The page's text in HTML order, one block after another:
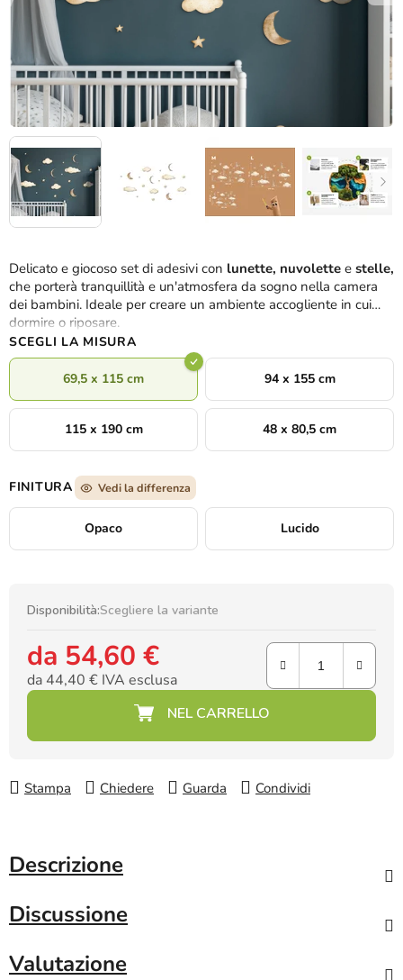
Delicato e giocoso set di adesivi con lunette, nuvolette e stelle,
che porterà tranquillità e un'atmosfera da sogno nella camera
dei bambini. Ideale per creare un ambiente accogliente in cui
dormire o riposare.
SCEGLI LA MISURA
69,5 x 115 cm 94 x 155 cm
115 x 190 cm 48 x 80,5 cm
FINITURA Vedi la differenza
Opaco Lucido
Disponibilità:Scegliere la variante
da 54,60 €
da 44,40 € IVA esclusa
Prezzo della misura:
Stampa Chiedere Guarda Condividi
Descrizione
Discussione
Valutazione